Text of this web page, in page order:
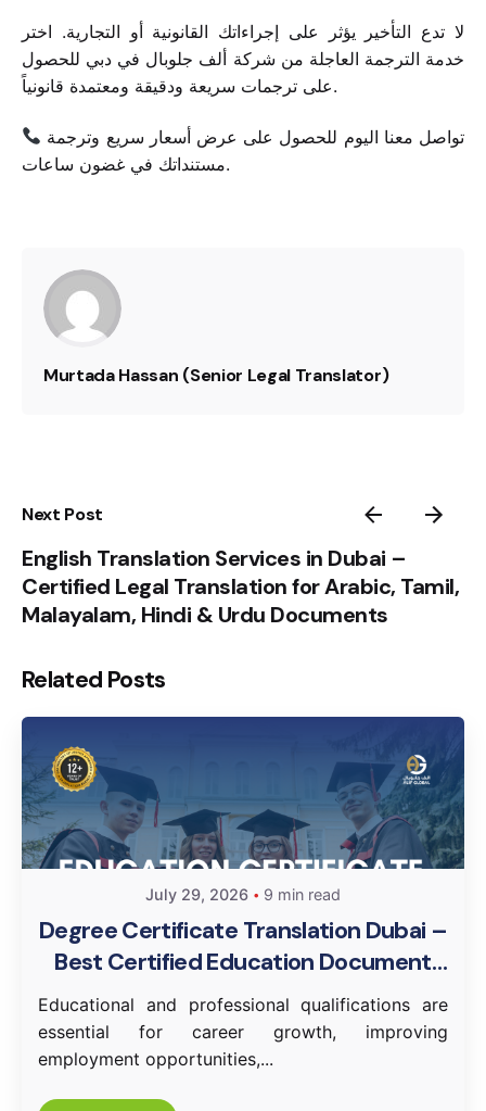
لا تدع التأخير يؤثر على إجراءاتك القانونية أو التجارية. اختر
خدمة الترجمة العاجلة من شركة ألف جلوبال في دبي للحصول
على ترجمات سريعة ودقيقة ومعتمدة قانونياً.
مستنداتك في غضون ساعات.
Murtada Hassan (Senior Legal Translator)
Next Post
English Translation Services in Dubai –
Certified Legal Translation for Arabic, Tamil,
Malayalam, Hindi & Urdu Documents
Related Posts
July 29, 2026 9 min read
Degree Certificate Translation Dubai –
Best Certified Education Document
Translation Services in UAE
Educational and professional qualifications are
essential for career growth, improving
employment opportunities,...